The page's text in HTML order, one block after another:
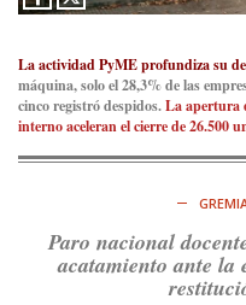
Irán al petróleohttps://
Consenso
Consenso
La actividad PyME profundiza su
máquina, solo el 28,3% de las
cinco registró despidos.La apertura
interno aceleran el cierre de 26.500
Paro nacional
acatamiento ante la